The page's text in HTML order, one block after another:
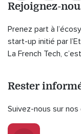
Rejoignez-
Prenez part à
start-up initié par
La French Tech,
Rester
Suivez-nous sur